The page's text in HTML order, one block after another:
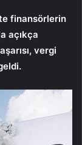
finansörlerin
açıkça
vergi